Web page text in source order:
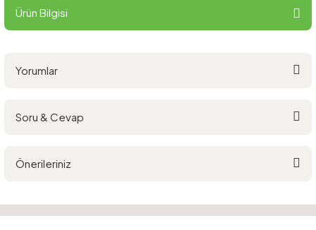
Ürün Bilgisi
Yorumlar
Soru & Cevap
Soru Sor
Önerileriniz